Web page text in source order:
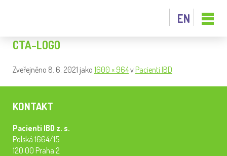
EN
CTA-LOGO
Zveřejněno 8. 6. 2021 jako 1600 × 964v Pacienti IBD
KONTAKT
Pacienti IBD z. s.
Polská 1664/15
120 00 Praha 2